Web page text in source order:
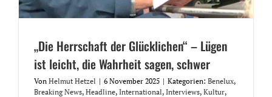
„Die Herrschaft der Glücklichen“ – Lügen
ist leicht, die Wahrheit sagen, schwer
Von Helmut Hetzel | 6 November 2025 | Kategorien: Benelux,
Breaking News, Headline, International, Interviews, Kultur,